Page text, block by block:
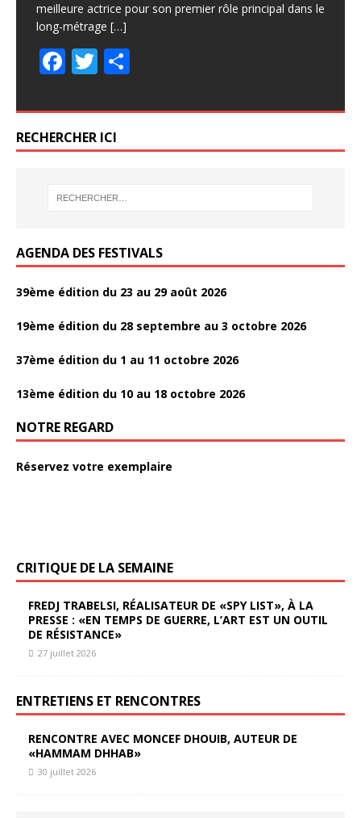
meilleure actrice pour son premier rôle principal dans le
long-métrage […]
F
e
b
o
T
itt
er
ta
RECHERCHER ICI
AGENDA DES FESTIVALS
39ème édition du 23 au 29 août 2026
19ème édition du 28 septembre au 3 octobre 2026
37ème édition du 1 au 11 octobre 2026
13ème édition du 10 au 18 octobre 2026
NOTRE REGARD
Réservez votre exemplaire
CRITIQUE DE LA SEMAINE
FREDJ TRABELSI, RÉALISATEUR DE «SPY LIST», À LA
PRESSE : «EN TEMPS DE GUERRE, L’ART EST UN OUTIL
DE RÉSISTANCE»
27 juillet 2026
ENTRETIENS ET RENCONTRES
RENCONTRE AVEC MONCEF DHOUIB, AUTEUR DE
«HAMMAM DHHAB»
30 juillet 2026